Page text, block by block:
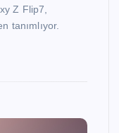
Z Flip7,
tanımlıyor.